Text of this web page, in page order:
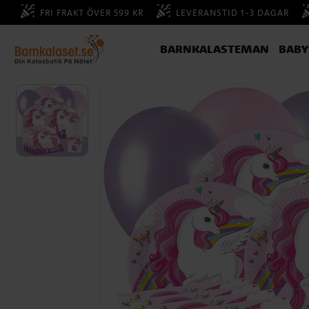
FRI FRAKT ÖVER 599 KR LEVERANSTID 1-3 DAGAR
BARNKALASTEMAN